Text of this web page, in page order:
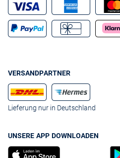
VERSANDPARTNER
Lieferung nur in Deutschland
UNSERE APP DOWNLOADEN